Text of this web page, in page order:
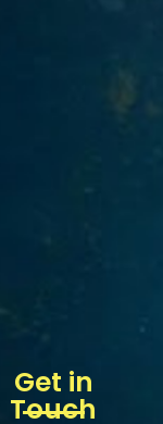
Get in
Touch